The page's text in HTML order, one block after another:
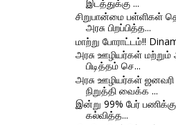
இடத்துக்கு ...
சிறுபான்மை பள்ளிகள்
அரசு பிறப்பித்த...
மாற்று போராட்டம்!!
அரசு ஊழியர்கள் மற்றும்
பிடித்தம் செ...
அரசு ஊழியர்கள்
நிறுத்தி வைக்க ...
இன்று 99% பேர் பணிக்கு
கல்வித்த...